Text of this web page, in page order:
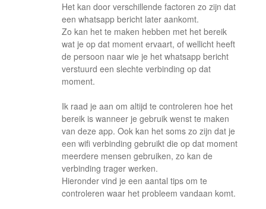
Het kan door verschillende factoren zo zijn dat
een whatsapp bericht later aankomt.
Zo kan het te maken hebben met het bereik
wat je op dat moment ervaart, of wellicht heeft
de persoon naar wie je het whatsapp bericht
verstuurd een slechte verbinding op dat
moment.
Ik raad je aan om altijd te controleren hoe het
bereik is wanneer je gebruik wenst te maken
van deze app. Ook kan het soms zo zijn dat je
een wifi verbinding gebruikt die op dat moment
meerdere mensen gebruiken, zo kan de
verbinding trager werken.
Hieronder vind je een aantal tips om te
controleren waar het probleem vandaan komt.